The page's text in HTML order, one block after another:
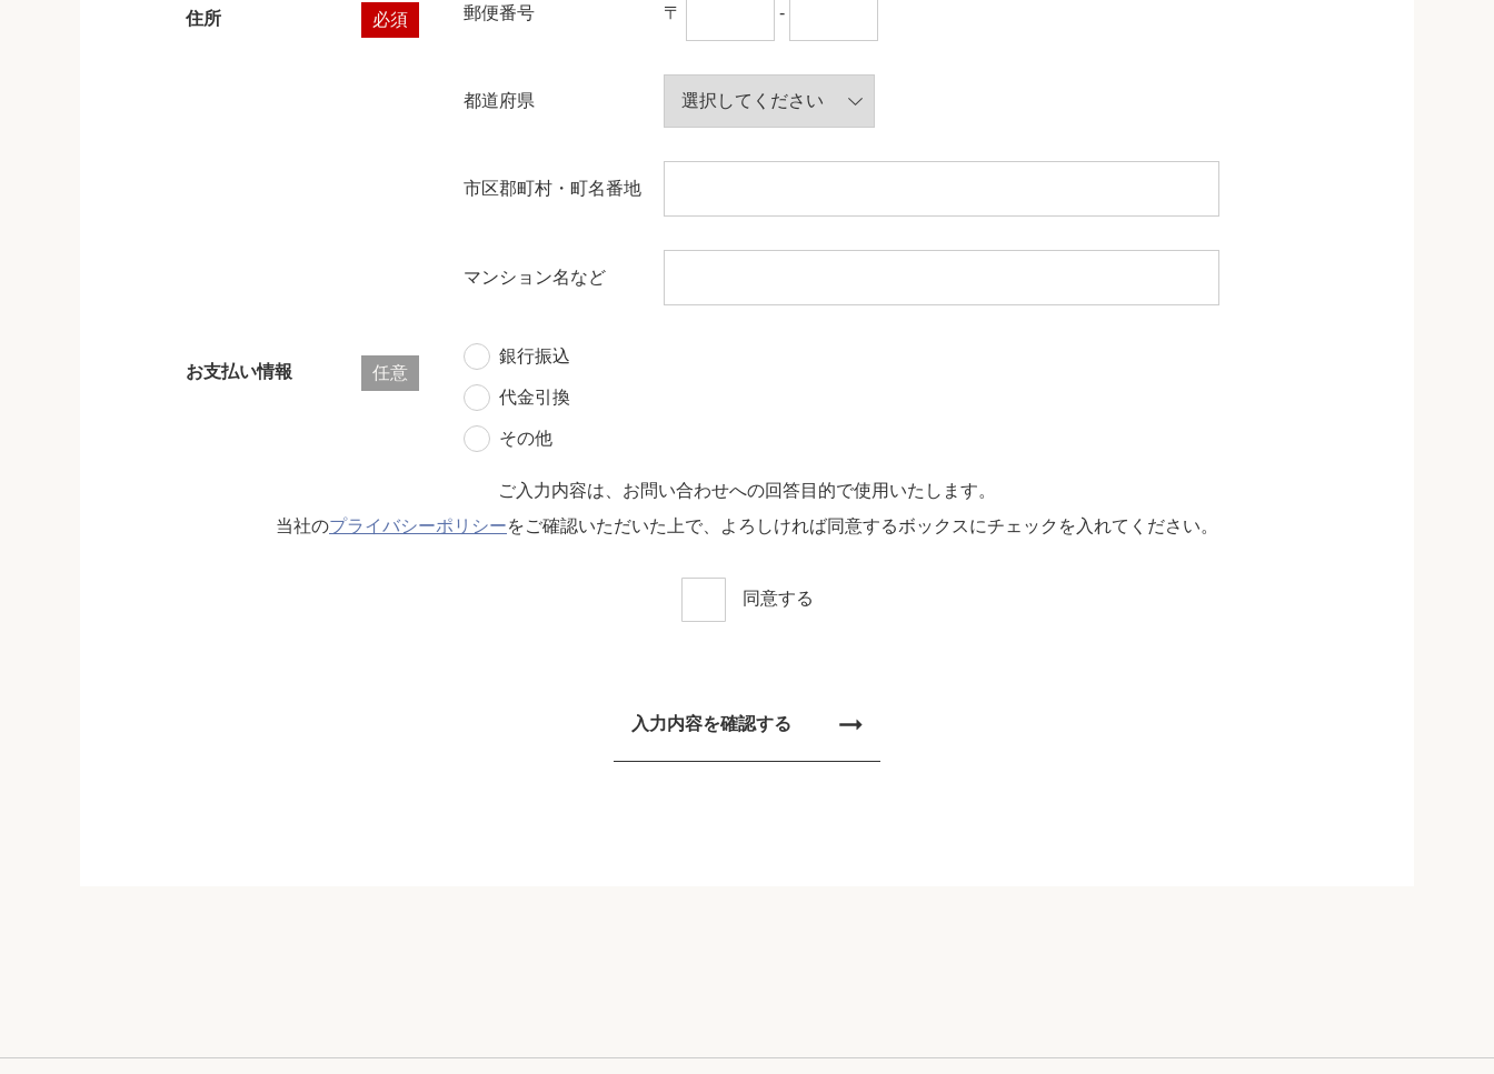
住所 必須 郵便番号 〒 -
都道府県
市区郡町村・町名番地
マンション名など
お支払い情報 任意
銀行振込
代金引換
その他
ご入力内容は、お問い合わせへの回答目的で使用いたします。
当社のプライバシーポリシーをご確認いただいた上で、よろしければ同意するボックスにチェックを入れてください。
同意する